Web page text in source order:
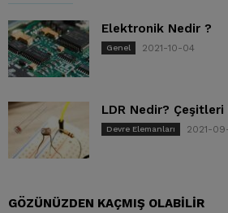
Elektronik Nedir ?
Genel 2021-10-04
LDR Nedir?
Devre Elemanları 2021-
GÖZÜNÜZDEN KAÇMIŞ OLABILIR